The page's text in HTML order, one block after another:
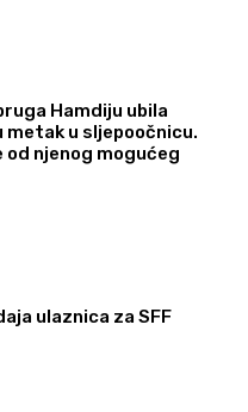
Hamdiju ubila
metak u sljepoočnicu.
od njenog mogućeg
ulaznica za SFF